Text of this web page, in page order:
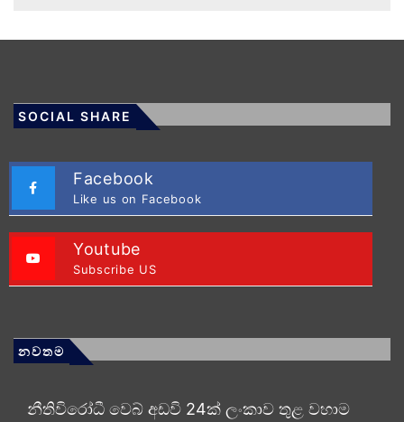
SOCIAL SHARE
Facebook
Like us on Facebook
Youtube
Subscribe US
නවතම
නීතිවිරෝධී වෙබ් අඩවි 24ක් ලංකාව තුළ වහාම